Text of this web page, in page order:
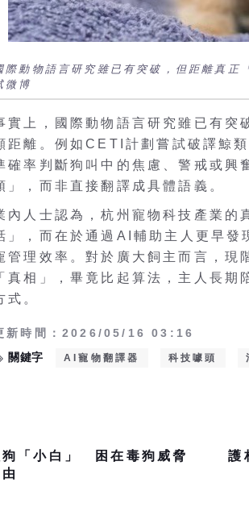
際動物語言研究雖已有突破，但距離真
微博
實上，國際動物語言研究雖已有突
距離。例如CETI計劃嘗試破譯鯨
確率判斷狗叫中的焦慮、警戒或興
」，而非直接翻譯成具體語義。
內人士認為，杭州寵物科技產業的
」，而在於通過AI輔助主人更早發
管理效率。對於廣大飼主而言，現
「真相」，畢竟比起算法，主人長
式。
新時間：2026/05/16 03:16
關鍵字
AI寵物翻譯器 科技噱頭
狗「小白」 困在毒狗威脅
護